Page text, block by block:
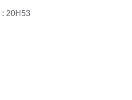
20H53